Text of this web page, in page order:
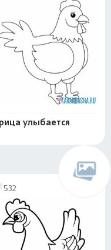
улыбается
532